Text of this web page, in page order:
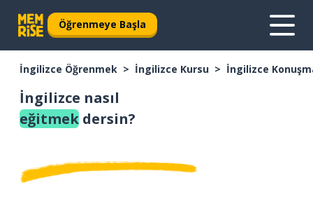
Öğrenmeye Başla
İngilizce Öğrenmek İngilizce Kursu İngilizce
İngilizce nasıl
eğitmek dersin?